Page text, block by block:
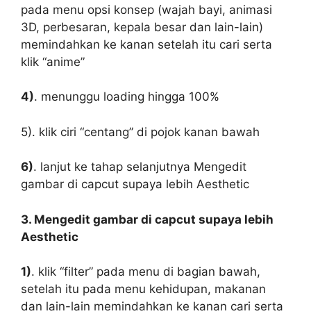
pada menu opsi konsep (wajah bayi, animasi
3D, perbesaran, kepala besar dan lain-lain)
memindahkan ke kanan setelah itu cari serta
klik “anime”
4). menunggu loading hingga 100%
5). klik ciri “centang” di pojok kanan bawah
6). lanjut ke tahap selanjutnya Mengedit
gambar di capcut supaya lebih Aesthetic
3. Mengedit gambar di capcut supaya lebih
Aesthetic
1). klik “filter” pada menu di bagian bawah,
setelah itu pada menu kehidupan, makanan
dan lain-lain memindahkan ke kanan cari serta